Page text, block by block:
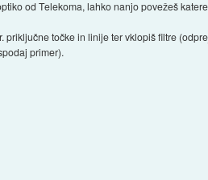
od Telekoma, lahko nanjo povežeš
priključne točke in linije ter vklopiš filtre
primer).